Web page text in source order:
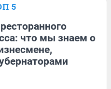
5
что мы знаем о